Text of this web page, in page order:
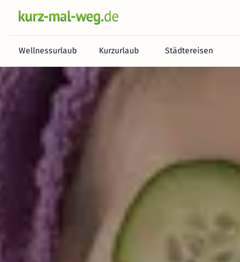
Wellnessurlaub Kurzurlaub Städtereisen